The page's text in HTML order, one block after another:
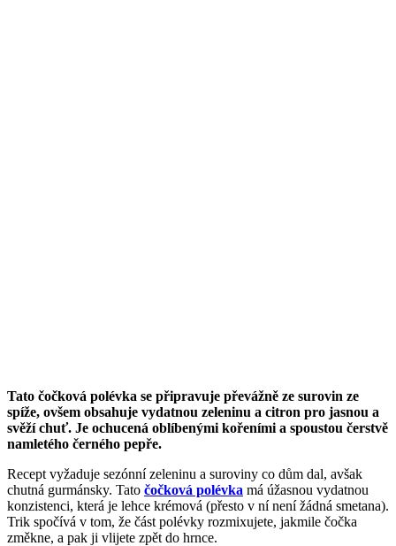
Tato čočková polévka se připravuje převážně ze surovin ze
spíže, ovšem obsahuje vydatnou zeleninu a citron pro jasnou a
svěží chuť. Je ochucená oblíbenými kořeními a spoustou čerstvě
namletého černého pepře.
Recept vyžaduje sezónní zeleninu a suroviny co dům dal, avšak
chutná gurmánsky. Tato čočková polévka má úžasnou vydatnou
konzistenci, která je lehce krémová (přesto v ní není žádná smetana).
Trik spočívá v tom, že část polévky rozmixujete, jakmile čočka
změkne, a pak ji vlijete zpět do hrnce.